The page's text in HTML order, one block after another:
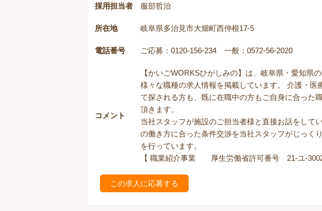
採用担当者 服部哲治
所在地 岐阜県多治見市大畑町西仲根17-5
電話番号 ご応募：0120-156-234 一般：0572-56-2020
コメント
【かいごWORKSひがしみの】は、岐阜県・愛知県
様々な職種の求人情報を掲載しています。 介護・医
て探される方も、既に在職中の方もご自身に合った
頂きます。
当社スタッフが施設のご担当者様と直接お話をして
の働き方に合った条件交渉を当社スタッフがじっく
を行っています。
【 職業紹介事業 厚生労働省許可番号 21-ユ-
この求人に応募する